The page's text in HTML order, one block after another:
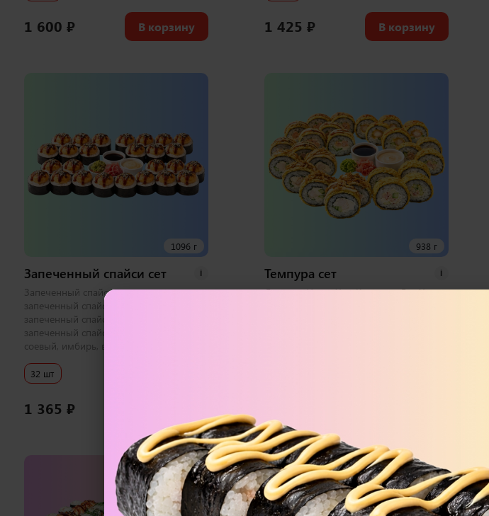
1 600 ₽ В корзину 1 425 ₽ В корзину
1096 г
Запеченный спайси сет i
Запеченный спайси с лососем хк,
запеченный спайси с тунцом,
запеченный спайси с креветкой,
запеченный спайси с курицей 1 набор
соевый, имбирь, васаби
32 шт
1 365 ₽
938 г
Темпура сет i
Лосось и Угорь Хот, Курица и Лук Хот,